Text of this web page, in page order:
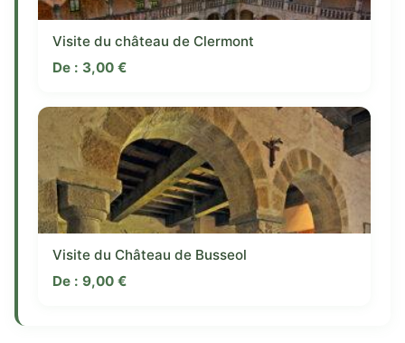
Visite du château de Clermont
De : 3,00 €
Visite du Château de Busseol
De : 9,00 €